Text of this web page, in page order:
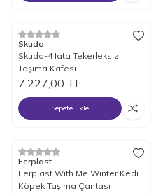
Skudo
Skudo-4 Iata Tekerleksiz
Taşıma Kafesi
7.227,00 TL
Sepete Ekle
%25İndirim
Ferplast
Ferplast With Me Winter Kedi
Köpek Taşıma Çantası